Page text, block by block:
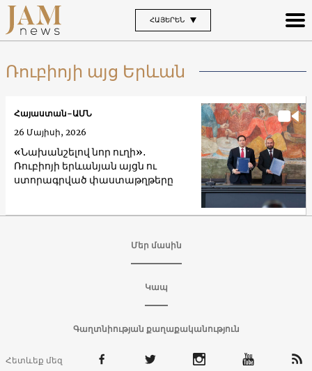
ՀԱՅԵՐԵՆ
Ռուբիոյի այց Երևան
«Նախանշելով նոր ուղի»․
Ռուբիոյի երևանյան այցն ու
ստորագրված փաստաթղթերը
Հայաստան-ԱՄՆ
26 Մայիսի, 2026
Մեր մասին
Կապ
Գաղտնիության քաղաքականություն
Հետևեք մեզ